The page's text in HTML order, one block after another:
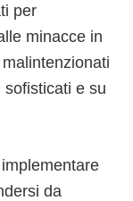
per
minacce in
e su
da